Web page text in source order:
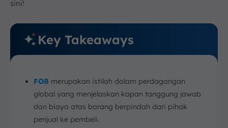
sini!
Key Takeaways
FOB merupakan istilah dalam perdagangan
global yang menjelaskan kapan tanggung jawab
dan biaya atas barang berpindah dari pihak
penjual ke pembeli.